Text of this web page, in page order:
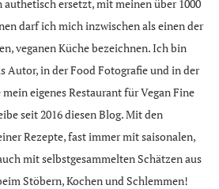
authetisch ersetzt, mit meinen über 1000
darf ich mich inzwischen als einen der
veganen Küche bezeichnen. Ich bin
Autor, in der Food Fotografie und in der
eigenes Restaurant für Vegan Fine
seit 2016 diesen Blog. Mit den
Rezepte, fast immer mit saisonalen,
mit selbstgesammelten Schätzen aus
Stöbern, Kochen und Schlemmen!